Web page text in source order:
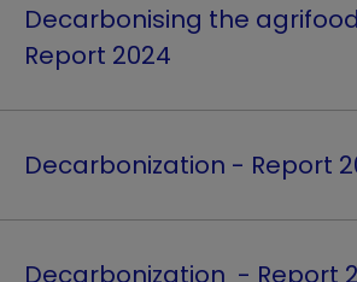
Decarbonising the
Report 2024
Decarbonization - Report
Decarbonization - Report